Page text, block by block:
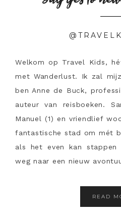
Welkom op Travel Kids,
met Wanderlust. Ik zal
ben Anne de Buck,
auteur van reisboeken.
Manuel (1) en vriendlief
fantastische stad om mét
als het even kan
weg naar een nieuw
READ